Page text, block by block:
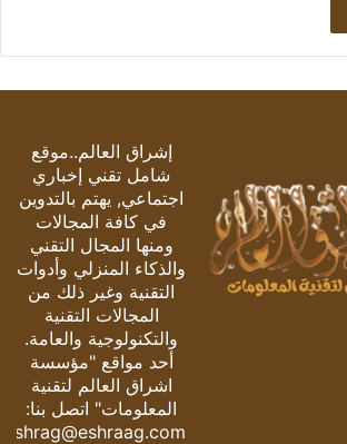
إشراق العالم..موقع
شامل تقني إخباري
اجتماعي, يهتم بالتدوين
في كافة المجالات
ومنها المجال التقني
والذكاء المنزلي وأدوات
التقنية وغير ذلك من
المجالات التقنية
والتكنولوجية والعامة.
أحد مواقع "مؤسسة
اشراق العالم لتقنية
المعلومات" اتصل بنا:
eshrag@eshraag.com